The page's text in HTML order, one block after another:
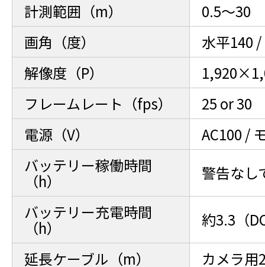
計測範囲（m）
0.5～30
画角（度）
水平140
解像度（P）
フレームレート（fps）
25 or 30
電源（V）
AC100 /
バッテリー稼働時間
（h）
警告なし
バッテリー充電時間
（h）
約3.3（
延長ケーブル（m）
カメラ用